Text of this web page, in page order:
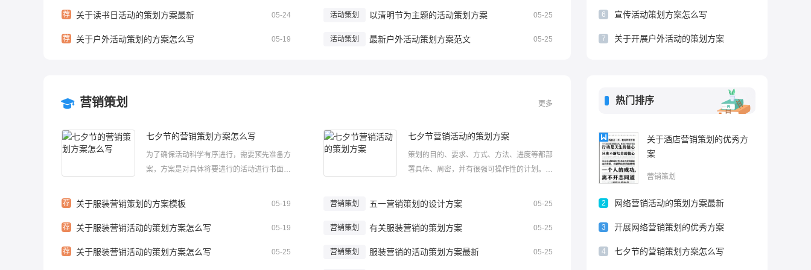
荐 关于读书日活动的策划方案最新 05-24
荐 关于户外活动策划的方案怎么写 05-19
活动策划 以清明节为主题的活动策划方案 05-25
活动策划 最新户外活动策划方案范文 05-25
6 宣传活动策划方案怎么写
7 关于开展户外活动的策划方案
营销策划 更多
七夕节的营销策划方案怎么写
为了确保活动科学有序进行，需要预先准备方
案，方案是对具体将要进行的活动进行书面的
编给大家整理了七夕节的营销策划方案，希望
活动主体：七夕情人节，中国人自己的情...
荐 关于服装营销策划的方案模板 05-19
荐 关于服装营销活动的策划方案怎么写 05-19
荐 关于服装营销活动的策划方案怎么写 05-25
七夕节营销活动的策划方案
策划的目的、要求、方式、方法、进度等都部
署具体、周密，并有很强可操作性的计划。策
大家整理了七夕节营销活动的策划方案，希望
动内容概要面向全校同学举办“SHOW...
营销策划 五一营销策划的设计方案 05-25
营销策划 有关服装营销的策划方案 05-25
营销策划 服装营销的活动策划方案最新 05-25
热门排序
关于酒店营销策划的优秀方
案
营销策划
2 网络营销活动的策划方案最新
3 开展网络营销策划的优秀方案
4 七夕节的营销策划方案怎么写